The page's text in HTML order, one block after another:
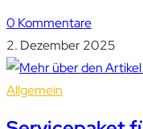
0 Kommentare
2. Dezember 2025
Allgemein